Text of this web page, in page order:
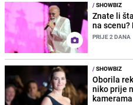
/SHOWBIZ
Znate li
na
PRIJE 2 DANA
/SHOWBIZ
Oborila
niko prije
kamerama